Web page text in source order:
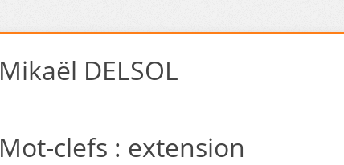
Mikaël DELSOL
Mot-clefs : extension